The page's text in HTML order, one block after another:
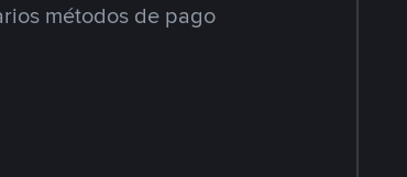
métodos de pago